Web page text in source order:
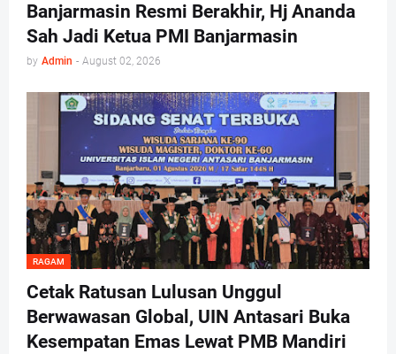
Banjarmasin Resmi Berakhir, Hj Ananda
Sah Jadi Ketua PMI Banjarmasin
by Admin - August 02, 2026
RAGAM
Cetak Ratusan Lulusan Unggul
Berwawasan Global, UIN Antasari Buka
Kesempatan Emas Lewat PMB Mandiri